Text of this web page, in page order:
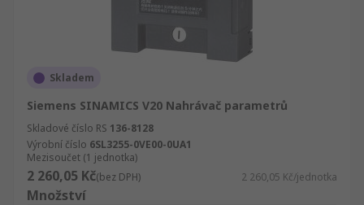
Skladem
Siemens SINAMICS V20 Nahrávač parametrů
Skladové číslo RS 136-8128
Výrobní číslo 6SL3255-0VE00-0UA1
Mezisoučet (1 jednotka)
2 260,05 Kč(bez DPH) 2 260,05 Kč/jednotka
Množství